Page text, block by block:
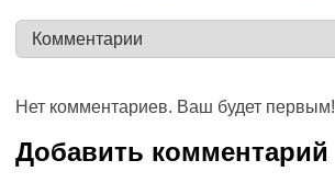
Нет комментариев. Ваш будет первым!